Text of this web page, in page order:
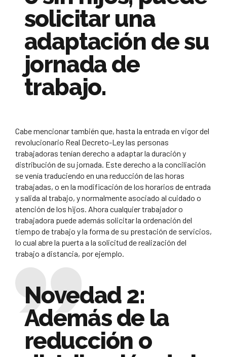
solicitar una
adaptación de su
jornada de
trabajo.
Cabe mencionar también que, hasta la entrada en vigor del
revolucionario Real Decreto-Ley las personas
trabajadoras tenían derecho a adaptar la duración y
distribución de su jornada. Este derecho a la conciliación
se venía traduciendo en una reducción de las horas
trabajadas, o en la modificación de los horarios de entrada
y salida al trabajo, y normalmente asociado al cuidado o
atención de los hijos. Ahora cualquier trabajador o
trabajadora puede además solicitar la ordenación del
tiempo de trabajo y la forma de su prestación de servicios,
lo cual abre la puerta a la solicitud de realización del
trabajo a distancia, por ejemplo.
Novedad 2:
Además de la
reducción o